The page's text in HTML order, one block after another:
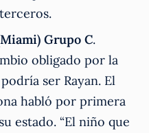
Grupo C.
obligado por la
ser Rayan. El
habló por primera
estado. “El niño que